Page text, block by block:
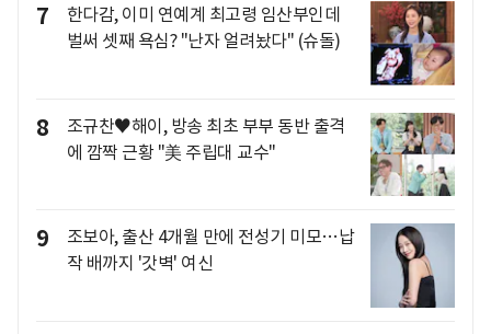
7
한다감, 이미 연예계 최고령 임산부인데
벌써 셋째 욕심? "난자 얼려놨다" (슈돌)
8
조규찬♥해이, 방송 최초 부부 동반 출격
에 깜짝 근황 "美 주립대 교수"
9
조보아, 출산 4개월 만에 전성기 미모…납
작 배까지 '갓벽' 여신